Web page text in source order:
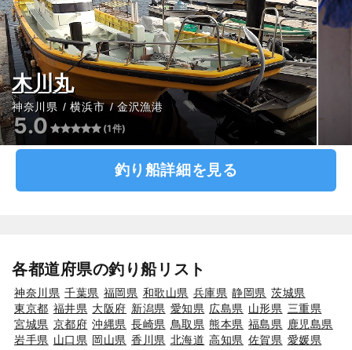
木川丸
神奈川県 横浜市 金沢漁港
5.0 (1件)
釣り船詳細を見る
各都道府県の釣り船リスト
神奈川県 千葉県 福岡県 和歌山県 兵庫県 静岡県 茨城県
東京都 福井県 大阪府 新潟県 愛知県 広島県 山形県 三重県
宮城県 京都府 沖縄県 長崎県 鳥取県 熊本県 福島県 鹿児島県
岩手県 山口県 岡山県 香川県 北海道 高知県 佐賀県 愛媛県